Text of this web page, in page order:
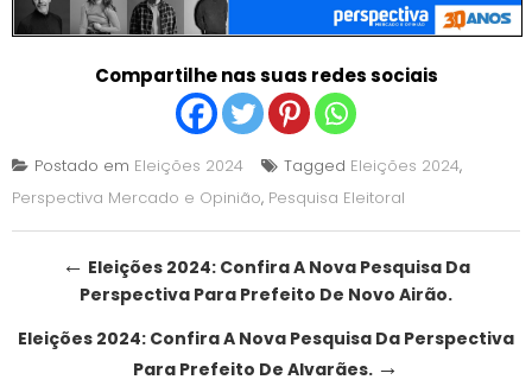
Compartilhe nas suas redes sociais
Postado em Eleições 2024 Tagged Eleições 2024,
Perspectiva Mercado e Opinião, Pesquisa Eleitoral
Post
navigation
← Eleições 2024: Confira A Nova Pesquisa Da
Perspectiva Para Prefeito De Novo Airão.
Eleições 2024: Confira A Nova Pesquisa Da Perspectiva
Para Prefeito De Alvarães. →